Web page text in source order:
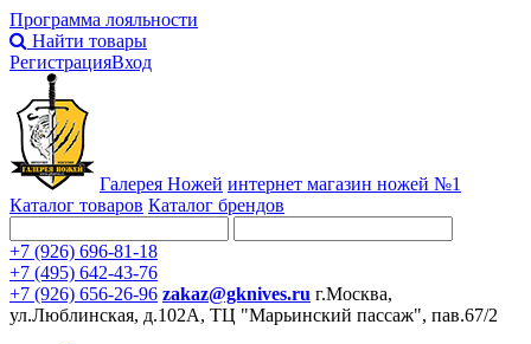
Программа лояльности
Найти товары
РегистрацияВход
Галерея Ножей интернет магазин ножей №1
Каталог товаров Каталог брендов
+7 (926) 696-81-18
+7 (495) 642-43-76
+7 (926) 656-26-96 zakaz@gknives.ru г.Москва,
ул.Люблинская, д.102А, ТЦ "Марьинский пассаж", пав.67/2